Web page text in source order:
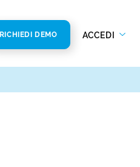
RICHIEDI DEMO ACCEDI